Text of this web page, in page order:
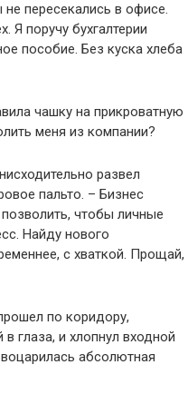
пересекались в офисе.
Я поручу бухгалтерии
пособие. Без куска хлеба
чашку на прикроватную
меня из компании?
развел
пальто. – Бизнес
чтобы личные
Найду нового
с хваткой. Прощай,
по коридору,
глаза, и хлопнул входной
абсолютная